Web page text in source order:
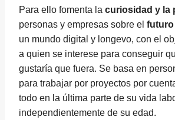
Para ello fomenta la curiosidad y la
personas y empresas sobre el futuro
un mundo digital y longevo, con el
a quien se interese para conseguir
gustaría que fuera. Se basa en
para trabajar por proyectos por
todo en la última parte de su vida
independientemente de su edad.